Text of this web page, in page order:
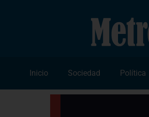
Inicio Sociedad Política